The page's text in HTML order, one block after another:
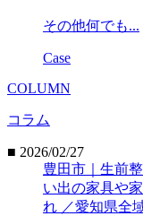
その他何でも...
Case
COLUMN
コラム
■ 2026/02/27
豊田市｜生前
い出の家具や
れ ／愛知県全